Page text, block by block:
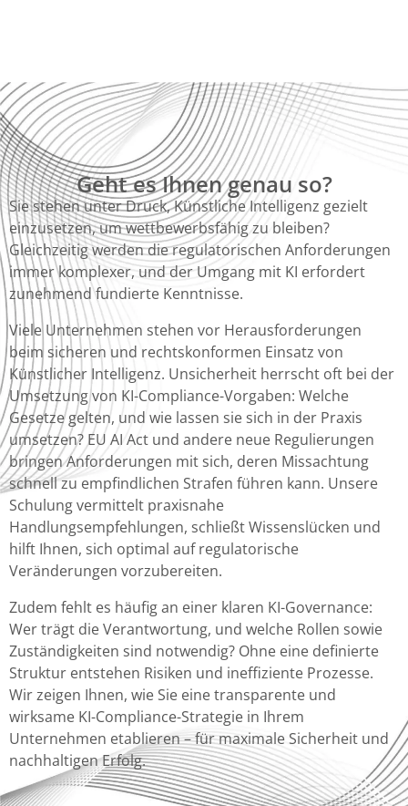
Geht es Ihnen genau so?
Sie stehen unter Druck, Künstliche Intelligenz gezielt
einzusetzen, um wettbewerbsfähig zu bleiben?
Gleichzeitig werden die regulatorischen Anforderungen
immer komplexer, und der Umgang mit KI erfordert
zunehmend fundierte Kenntnisse.
Viele Unternehmen stehen vor Herausforderungen
beim sicheren und rechtskonformen Einsatz von
Künstlicher Intelligenz. Unsicherheit herrscht oft bei der
Umsetzung von KI-Compliance-Vorgaben: Welche
Gesetze gelten, und wie lassen sie sich in der Praxis
umsetzen? EU AI Act und andere neue Regulierungen
bringen Anforderungen mit sich, deren Missachtung
schnell zu empfindlichen Strafen führen kann. Unsere
Schulung vermittelt praxisnahe
Handlungsempfehlungen, schließt Wissenslücken und
hilft Ihnen, sich optimal auf regulatorische
Veränderungen vorzubereiten.
Zudem fehlt es häufig an einer klaren KI-Governance:
Wer trägt die Verantwortung, und welche Rollen sowie
Zuständigkeiten sind notwendig? Ohne eine definierte
Struktur entstehen Risiken und ineffiziente Prozesse.
Wir zeigen Ihnen, wie Sie eine transparente und
wirksame KI-Compliance-Strategie in Ihrem
Unternehmen etablieren – für maximale Sicherheit und
nachhaltigen Erfolg.